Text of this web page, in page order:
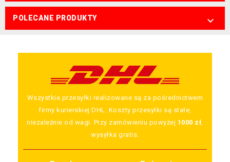
POLECANE PRODUKTY 
Wszystkie przesyłki realizowane są za pośrednictwem
firmy kurierskiej DHL. Koszty przesyłki są stałe,
niezależnie od wagi. Przy zamówieniu powyżej 1000 zł
wysyłka gratis.